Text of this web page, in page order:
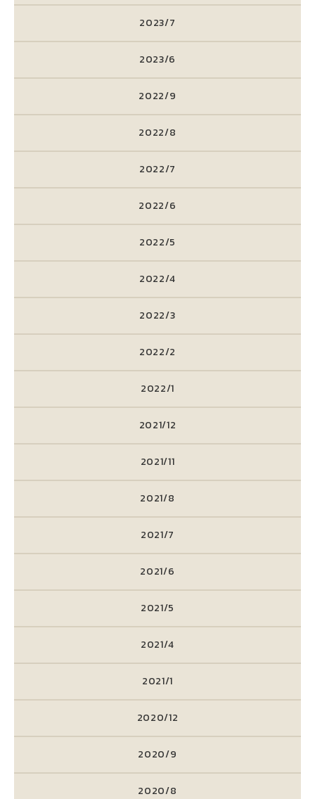
2023/7
2023/6
2022/9
2022/8
2022/7
2022/6
2022/5
2022/4
2022/3
2022/2
2022/1
2021/12
2021/11
2021/8
2021/7
2021/6
2021/5
2021/4
2021/1
2020/12
2020/9
2020/8